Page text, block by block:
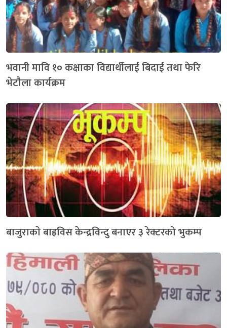
भवानी मावि १० कक्षाका विद्यार्थीलाई बिदाई तथा फेरि
भेटौला कार्यक्रम
बाजुराकाे बाह्रविस केन्द्रविन्दु बनाएर ३ रेक्टरको भुकम्प